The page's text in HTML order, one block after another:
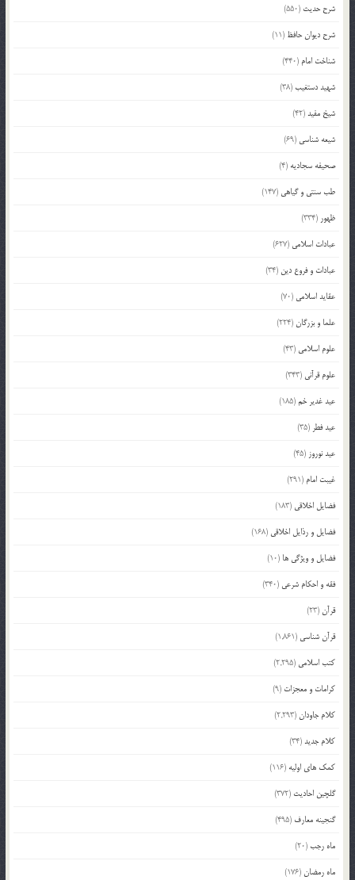
شرح حدیث (550)
شرح دیوان حافظ (11)
شناخت امام (440)
شهید دستغیب(38)
شیخ مفید(42)
شیعه شناسی (69)
صحیفه سجادیه (4)
طب سنتی و گیاهی (147)
ظهور (334)
عبادات اسلامی (627)
عبادات و فروع دین (34)
عقاید اسلامی (70)
علما و بزرگان(224)
علوم اسلامی (43)
علوم قرآنی (343)
عید غدیر خم(185)
عید فطر (35)
عید نوروز (45)
غیبت امام (291)
فضایل اخلاقی (183)
فضایل و رذایل اخلاقی (168)
فضایل و ویژگی ها (10)
فقه و احکام شرعی (340)
قرآن(23)
قرآن شناسی (1,861)
کتب اسلامی (2,295)
کرامات و معجزات (9)
کلام جاودان(2,293)
کلام جدید(34)
کمک های اولیه (116)
گلچین احادیث (372)
گنجینه معارف (495)
ماه رجب(20)
ماه رمضان(176)